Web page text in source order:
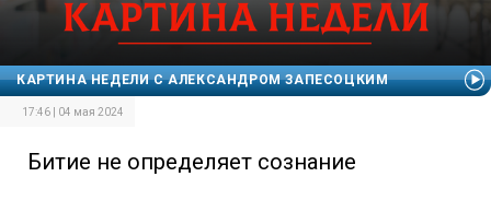
КАРТИНА НЕДЕЛИ С АЛЕКСАНДРОМ ЗАПЕСОЦКИМ
17:46 | 04 мая 2024
Битие не определяет сознание